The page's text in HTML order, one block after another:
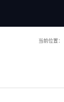
当前位置：